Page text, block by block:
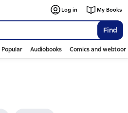
Find
Log in My Books
Popular Audiobooks Comics and